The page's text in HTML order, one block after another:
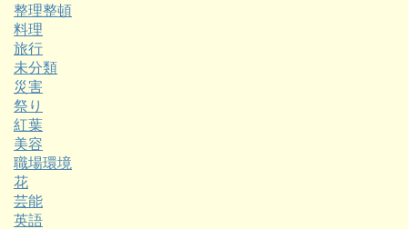
整理整頓
料理
旅行
未分類
災害
祭り
紅葉
美容
職場環境
花
芸能
英語